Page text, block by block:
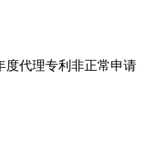
度代理专利非正常申请